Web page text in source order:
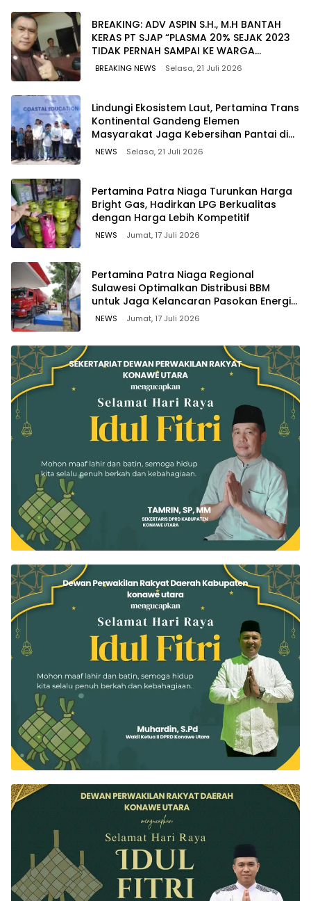
BREAKING: ADV ASPIN S.H., M.H BANTAH
KERAS PT SJAP “PLASMA 20% SEJAK 2023
TIDAK PERNAH SAMPAI KE WARGA
WAWOONE!
BREAKING NEWS Selasa, 21 Juli 2026
Lindungi Ekosistem Laut, Pertamina Trans
Kontinental Gandeng Elemen
Masyarakat Jaga Kebersihan Pantai di
Bitung, Sulawesi
NEWS Selasa, 21 Juli 2026
Pertamina Patra Niaga Turunkan Harga
Bright Gas, Hadirkan LPG Berkualitas
dengan Harga Lebih Kompetitif
NEWS Jumat, 17 Juli 2026
Pertamina Patra Niaga Regional
Sulawesi Optimalkan Distribusi BBM
untuk Jaga Kelancaran Pasokan Energi
di Seluruh Wilayah Sulawesi
NEWS Jumat, 17 Juli 2026